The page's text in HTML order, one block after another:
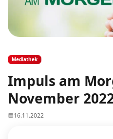
Mediathek
Impuls am
November
16.11.2022